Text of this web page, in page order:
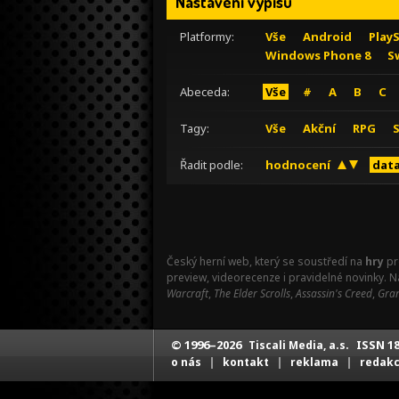
Platformy: Vše Android
Windows Phone 8
Abeceda: Vše # A B C
Tagy: Vše Akční RPG
Řadit podle: hodnocení
Český herní web, který se soustředí na hry
preview, videorecenze i pravidelné novinky.
Warcraft, The Elder Scrolls,Assassin's Creed,
© 1996–2026 Tiscali Media, a.s. ISSN
o nás | kontakt | reklama |